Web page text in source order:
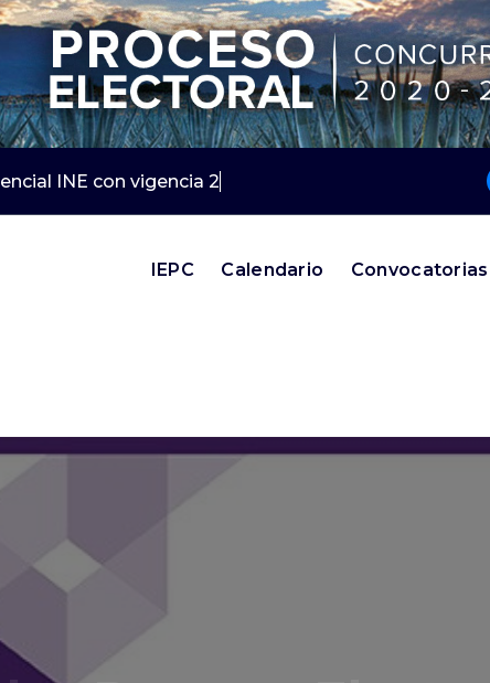
INE con vigencia 2019 y 20
IEPC Calendario Convocatorias
Proceso